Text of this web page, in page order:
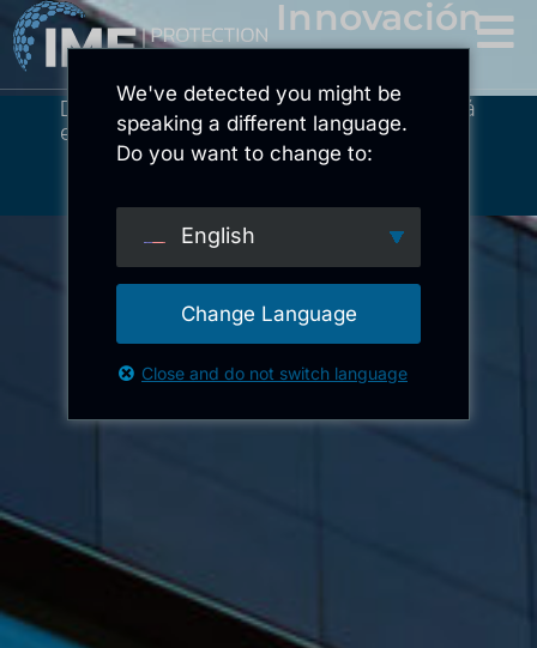
Innovación
Desarrollamos hoy lo que protegerá
el mañana.
We've detected you might be
speaking a different language.
Do you want to change to:
English
Change Language
Close and do not switch language